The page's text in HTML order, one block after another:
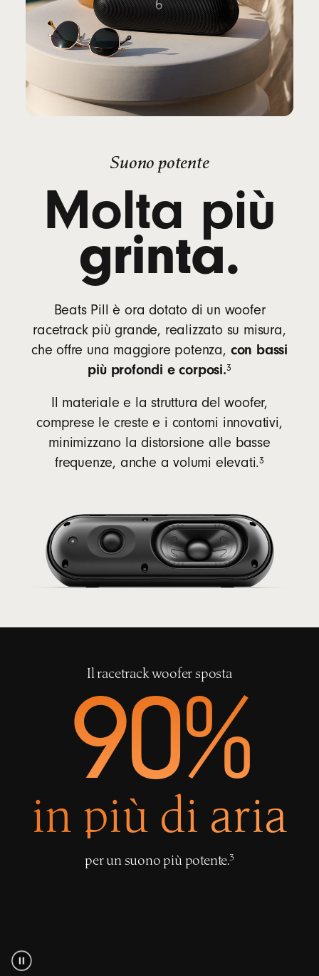
Suono potente
Molta più
grinta.
Beats Pill è ora dotato di un woofer
racetrack più grande, realizzato su misura,
che offre una maggiore potenza, con bassi
più profondi e corposi.nota
3
Il materiale e la struttura del woofer,
comprese le creste e i contorni innovativi,
minimizzano la distorsione alle basse
frequenze, anche a volumi elevati.nota
3
Il racetrack woofer sposta
90%
in più di aria
per un suono più potente.nota
3